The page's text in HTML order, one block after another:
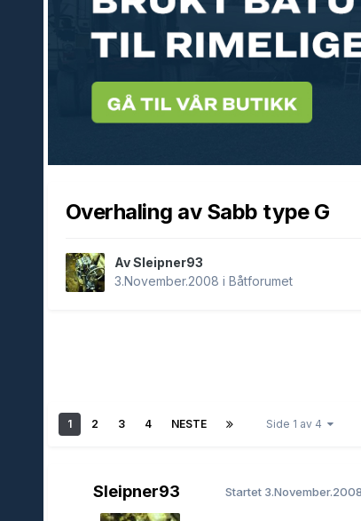
Overhaling av Sabb type G
Av Sleipner93
3.November.2008 i Båtforumet
1 2 3 4 NESTE Side 1 av 4
Sleipner93 Startet 3.November.2008